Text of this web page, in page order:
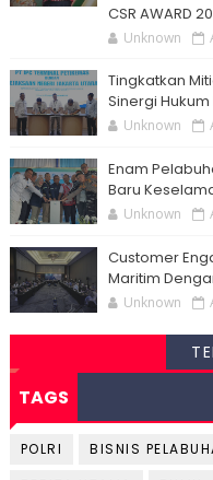
CSR AWARD
Unknown
Tingkatkan
Sinergi
Unknown
Enam
Baru
Unknown
Customer
Maritim
Unknown
TAGS
POLRI BISNIS